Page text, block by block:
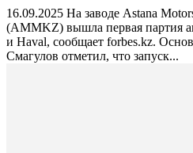
16.09.2025 На заводе Astana
(AMMKZ) вышла первая партия
и Haval, сообщает forbes.kz.
Смагулов отметил, что запуск...